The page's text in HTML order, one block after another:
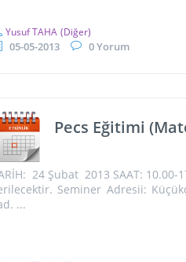
Yusuf TAHA (Diğer)
05-05-2013 0 Yorum
Pecs Eğitimi
24 Şubat 2013 SAAT: 10.00-
Seminer Adresii:
...